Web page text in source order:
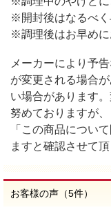
※開封後はなるべく
※調理後はお早めに
メーカーにより予
が変更される場合
い場合があります
努めておりますが
「この商品につい
ますと確認させて頂
お客様の声（5件）